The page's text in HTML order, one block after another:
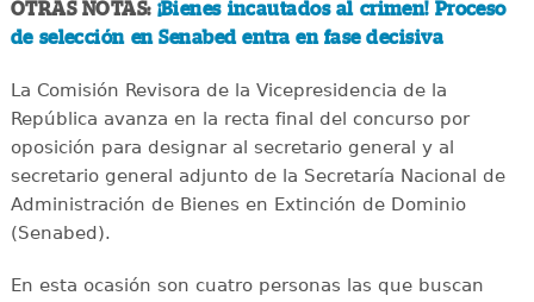
OTRAS NOTAS:¡Bienes incautados al crimen! Proceso
de selección en Senabed entra en fase decisiva
La Comisión Revisora de la Vicepresidencia de la
República avanza en la recta final del concurso por
oposición para designar al secretario general y al
secretario general adjunto de la Secretaría Nacional de
Administración de Bienes en Extinción de Dominio
(Senabed).
En esta ocasión son cuatro personas las que buscan